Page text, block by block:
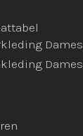
Dames
Dames